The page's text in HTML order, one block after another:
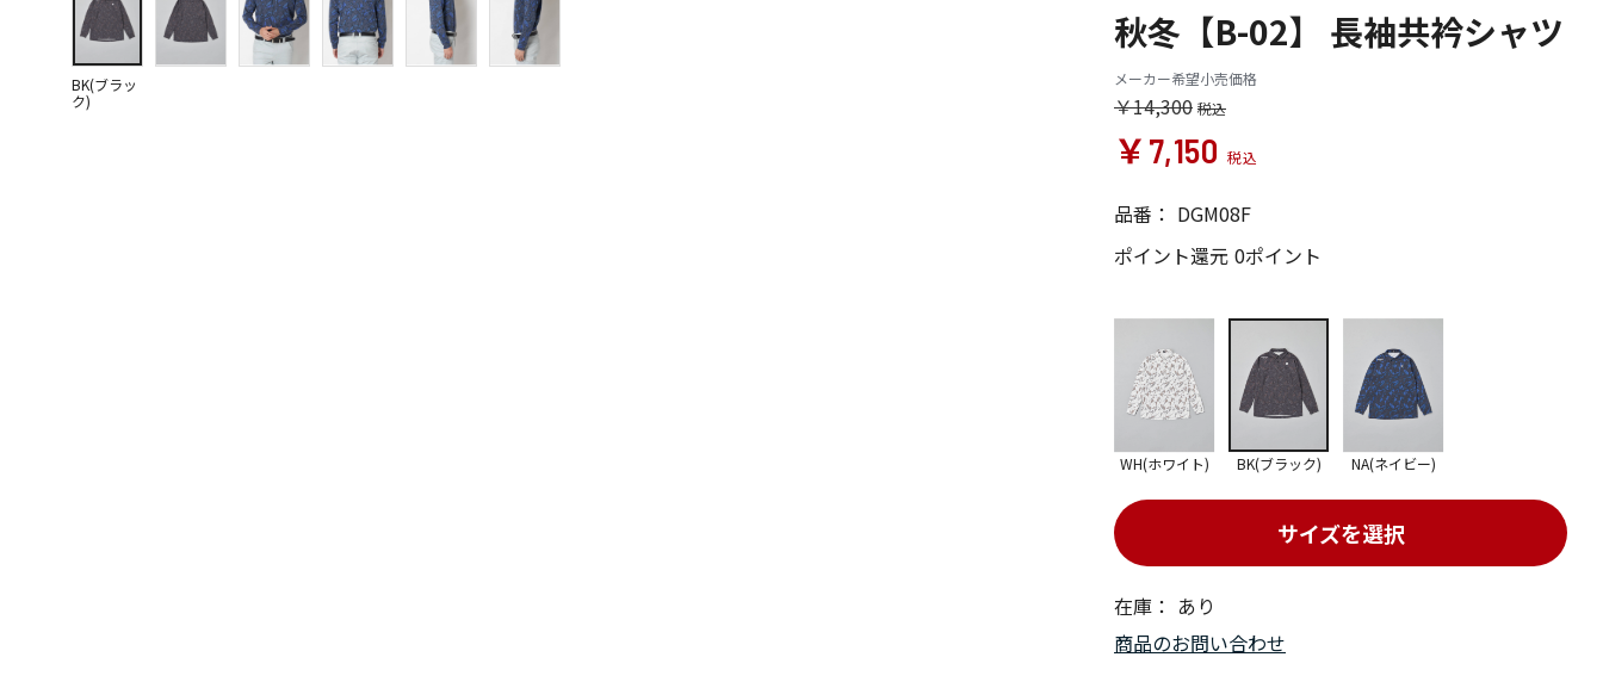
BK(ブラッ
ク)
秋冬【B-02】 長袖共衿シャツ
メーカー希望小売価格
￥14,300
￥7,150
品番： DGM08F
ポイント還元 0ポイント
在庫： あり
サイズを選択
WH(ホワイト) BK(ブラック) NA(ネイビー)
商品のお問い合わせ